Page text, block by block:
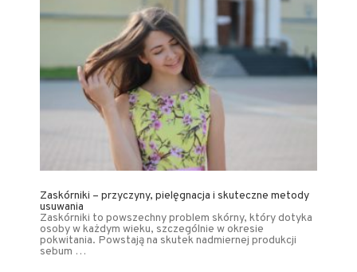
Zaskórniki – przyczyny, pielęgnacja i skuteczne metody
usuwania
Zaskórniki to powszechny problem skórny, który dotyka
osoby w każdym wieku, szczególnie w okresie
pokwitania. Powstają na skutek nadmiernej produkcji
sebum …